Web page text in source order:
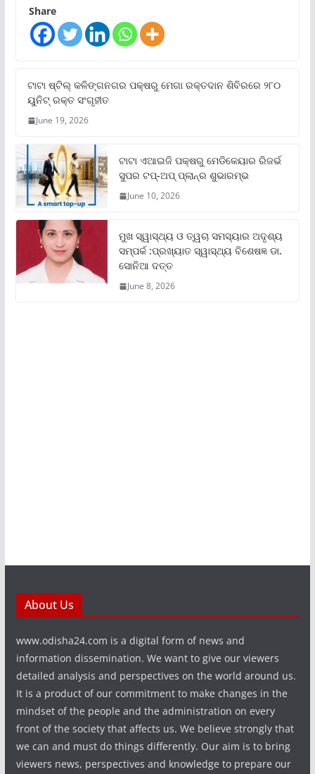
Share
ଟାଟା ଷ୍ଟିଲ୍‌ କଳିଙ୍ଗନଗର ପକ୍ଷରୁ ମେଗା ରକ୍ତଦାନ ଶିବିରରେ ୨୮୦
ୟୁନିଟ୍‌ ରକ୍ତ ସଂଗୃହୀତ
June 19, 2026
ଟାଟା ଏଆଇଜି ପକ୍ଷରୁ ମେଡିକେୟାର ରିଜର୍ଭ
ସୁପର ଟପ୍‌-ଅପ୍ ପ୍ଲାନ୍‌ର ଶୁଭାରମ୍ଭ
June 10, 2026
ମୁଖ ସ୍ୱାସ୍ଥ୍ୟ ଓ ତ୍ୱଚା ସମସ୍ୟାର ଅଦୃଶ୍ୟ
ସମ୍ପର୍କ :ପ୍ରଖ୍ୟାତ ସ୍ୱାସ୍ଥ୍ୟ ବିଶେଷଜ୍ଞ ଡା.
ସୋନିଆ ଦତ୍ତ
June 8, 2026
About Us
www.odisha24.com is a digital form of news and
information dissemination. We want to give our viewers
detailed analysis and perspectives on the world around us.
It is a product of our commitment to make changes in the
mindset of the people and the administration on every
front of the society that affects us. We believe strongly that
we can and must do things differently. Our aim is to bring
viewers news, perspectives and knowledge to prepare our